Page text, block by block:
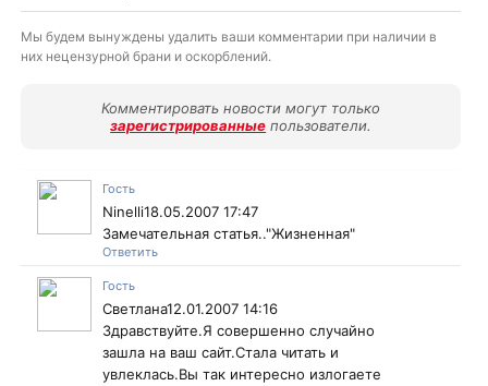
Мы будем вынуждены удалить ваши комментарии при наличии в
них нецензурной брани и оскорблений.
Комментировать новости могут только
зарегистрированные пользователи.
Гость
Ninelli18.05.2007 17:47
Замечательная статья.."Жизненная"
Ответить
Гость
Светлана12.01.2007 14:16
Здравствуйте.Я совершенно случайно
зашла на ваш сайт.Стала читать и
увлеклась.Вы так интересно излогаете